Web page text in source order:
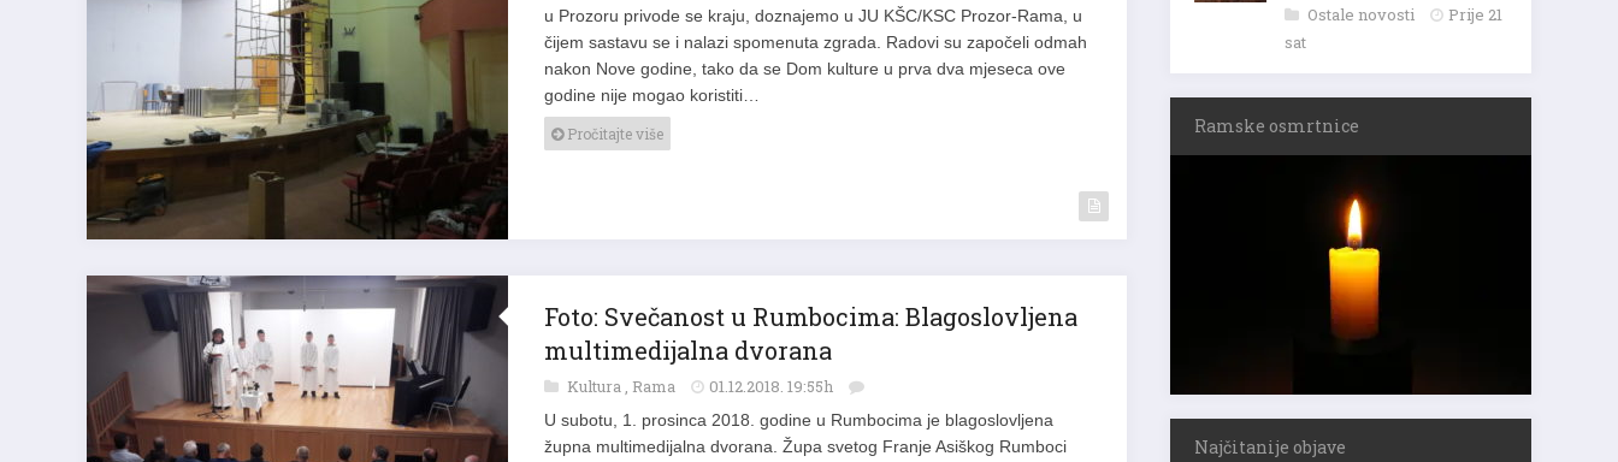
u Prozoru privode se kraju, doznajemo u JU KŠC/KSC Prozor-Rama, u
čijem sastavu se i nalazi spomenuta zgrada. Radovi su započeli odmah
nakon Nove godine, tako da se Dom kulture u prva dva mjeseca ove
godine nije mogao koristiti…
Pročitajte više
Foto: Svečanost u Rumbocima: Blagoslovljena
multimedijalna dvorana
Kultura , Rama 01.12.2018. 19:55h
U subotu, 1. prosinca 2018. godine u Rumbocima je blagoslovljena
župna multimedijalna dvorana. Župa svetog Franje Asiškog Rumboci
Ostale novosti
Prije 21
sat
Ramske osmrtnice
Najčitanije objave